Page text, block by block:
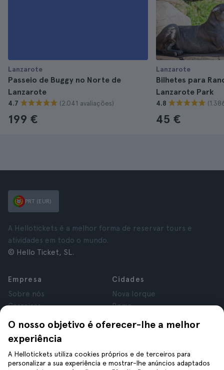
Lanzarote
Passeio de Buggy no Norte de
Lanzarote
4.7 (2.041 avaliações)
199 €
Lanzarote
Bilhetes para
Lanzarote Park
4.8
45 €
O nosso objetivo é oferecer-lhe a melhor
experiência
A Hellotickets utiliza cookies próprios e de terceiros para
personalizar a sua experiência e mostrar-lhe anúncios adaptados
PRT (EUR)
A Hellotickets é a melhor forma de reservar tours e
atividades em todo o mundo.
© Hello Ticket, SL.
Empresa
Sobre nós
Carreiras
Avaliações
Privacidade
Termos e Condições
Aviso Legal
Cidades
Nova Iorque
Roma
Londres
Cracóvia
Tenerife